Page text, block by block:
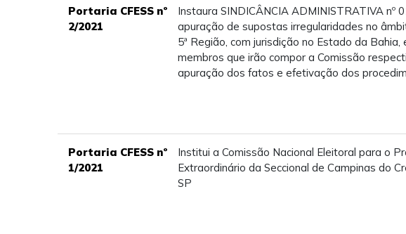
Portaria CFESS nº
2/2021
Instaura SINDICÂNCIA ADMINISTRATIVA nº
apuração de supostas irregularidades no
5ª Região, com jurisdição no Estado da Bahia,
membros que irão compor a Comissão
apuração dos fatos e efetivação dos
Portaria CFESS nº
1/2021
Institui a Comissão Nacional Eleitoral para o
Extraordinário da Seccional de Campinas do
SP